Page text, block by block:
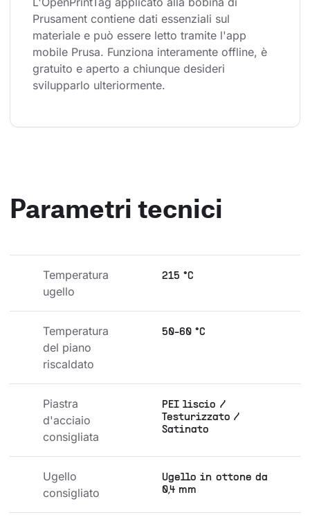
Prusament contiene dati essenziali sul
materiale e può essere letto tramite l'app
mobile Prusa. Funziona interamente offline, è
gratuito e aperto a chiunque desideri
svilupparlo ulteriormente.
Parametri tecnici
Temperatura
ugello
215 °C
Temperatura
del piano
riscaldato
50-60 °C
Piastra
d'acciaio
consigliata
PEI liscio /
Testurizzato /
Satinato
Ugello
consigliato
Ugello in ottone da
0,4 mm